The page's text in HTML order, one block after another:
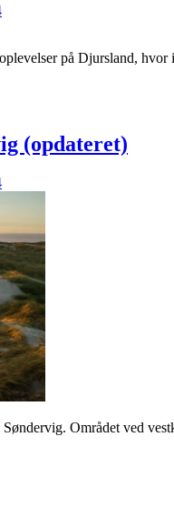
på Djursland,
(opdateret)
Området ved